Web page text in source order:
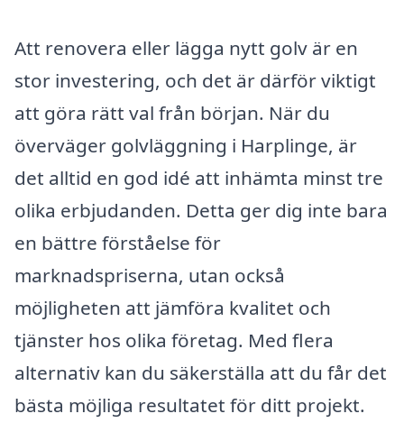
Att renovera eller lägga nytt golv är en
stor investering, och det är därför viktigt
att göra rätt val från början. När du
överväger golvläggning i Harplinge, är
det alltid en god idé att inhämta minst tre
olika erbjudanden. Detta ger dig inte bara
en bättre förståelse för
marknadspriserna, utan också
möjligheten att jämföra kvalitet och
tjänster hos olika företag. Med flera
alternativ kan du säkerställa att du får det
bästa möjliga resultatet för ditt projekt.